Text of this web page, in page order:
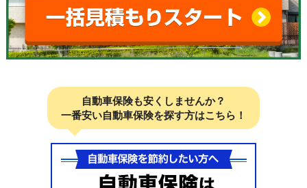
自動車保険も安くしませんか？
一番安い自動車保険を探す方はこちら！